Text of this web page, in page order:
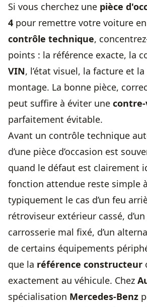
Si vous cherchez une pièce
4 pour remettre votre voiture
contrôle technique,
points : la référence exacte, la
VIN, l’état visuel, la facture et
montage. La bonne pièce,
peut suffire à éviter une
parfaitement évitable.
Avant un contrôle technique
d’une pièce d’occasion est
quand le défaut est clairement
fonction attendue reste simple à
typiquement le cas d’un feu
rétroviseur extérieur cassé,
carrosserie mal fixé, d’un
de certains équipements
que la référence constructeur
exactement au véhicule. Chez
spécialisation Mercedes-Benz